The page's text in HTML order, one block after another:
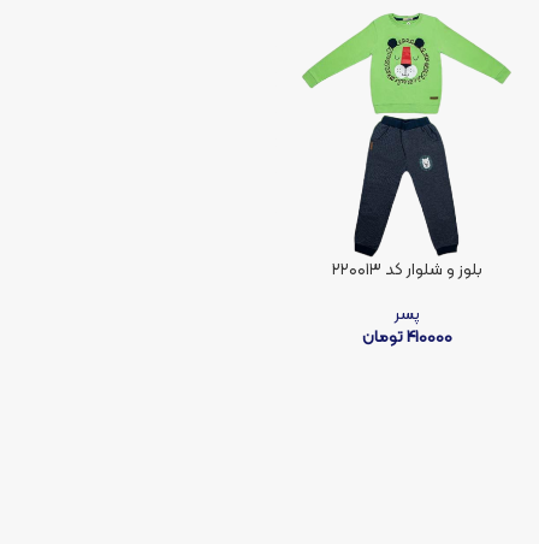
بلوز و شلوار کد ۲۲۰۰۱۳
پسر
410000تومان